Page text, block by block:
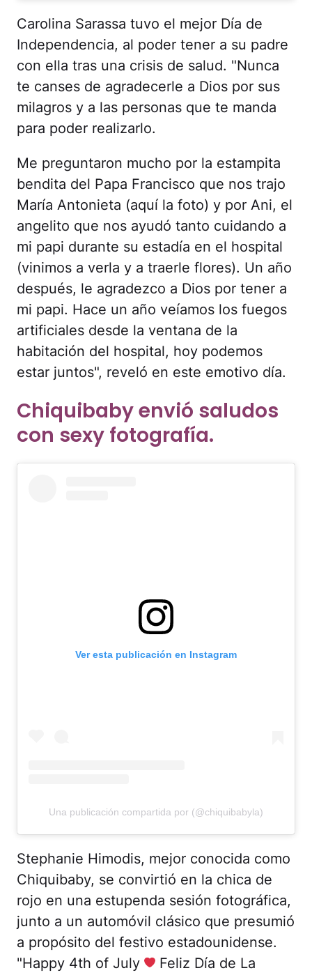
Carolina Sarassa tuvo el mejor Día de
Independencia, al poder tener a su padre
con ella tras una crisis de salud. "Nunca
te canses de agradecerle a Dios por sus
milagros y a las personas que te manda
para poder realizarlo.
Me preguntaron mucho por la estampita
bendita del Papa Francisco que nos trajo
María Antonieta (aquí la foto) y por Ani, el
angelito que nos ayudó tanto cuidando a
mi papi durante su estadía en el hospital
(vinimos a verla y a traerle flores). Un año
después, le agradezco a Dios por tener a
mi papi. Hace un año veíamos los fuegos
artificiales desde la ventana de la
habitación del hospital, hoy podemos
estar juntos", reveló en este emotivo día.
Chiquibaby envió saludos
con sexy fotografía.
Ver esta publicación en Instagram
Una publicación compartida por (@chiquibabyla)
Stephanie Himodis, mejor conocida como
Chiquibaby, se convirtió en la chica de
rojo en una estupenda sesión fotográfica,
junto a un automóvil clásico que presumió
a propósito del festivo estadounidense.
"Happy 4th of July
Feliz Día de La